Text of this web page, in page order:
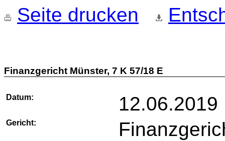
Seite drucken
Finanzgericht Münster, 7 K 57/18 E
Datum: 12.06.2019
Gericht: